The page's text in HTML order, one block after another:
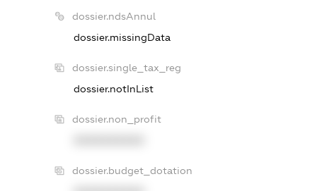
dossier.ndsAnnul
dossier.missingData
dossier.single_tax_reg
dossier.notInList
dossier.non_profit
dossier.budget_dotation